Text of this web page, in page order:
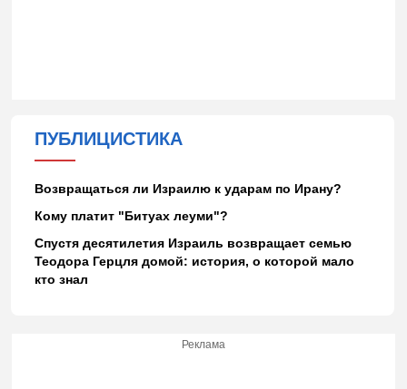
ПУБЛИЦИСТИКА
Возвращаться ли Израилю к ударам по Ирану?
Кому платит "Битуах леуми"?
Спустя десятилетия Израиль возвращает семью
Теодора Герцля домой: история, о которой мало
кто знал
Реклама